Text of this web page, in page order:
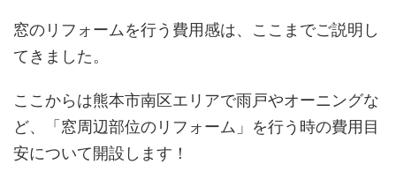
窓のリフォームを行う費用感は、ここまでご説明し
てきました。
ここからは熊本市南区エリアで雨戸やオーニングな
ど、「窓周辺部位のリフォーム」を行う時の費用目
安について開設します！